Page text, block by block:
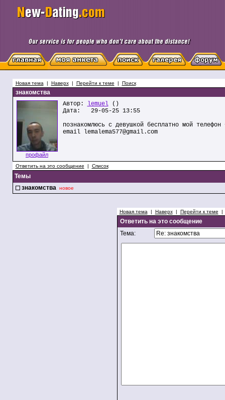
Новая тема | Наверх| Перейти к теме | Поиск
знакомства
профайл
Автор: lemuel()
Дата: 29-05-25 13:55
познакомлюсь с девушкой бесплатно мой телефон
email lemalema577@gmail.com
Ответить на это сообщение | Список
Темы
знакомства новое
Новая тема | Наверх| Перейти к теме
Ответить на это сообщение
Тема: